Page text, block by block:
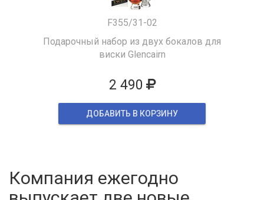
F355/31-02
Подарочный набор из двух бокалов для
виски Glencairn
2 490
ДОБАВИТЬ В КОРЗИНУ
Компания ежегодно